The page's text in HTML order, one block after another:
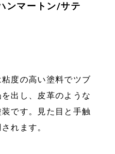
ンマートン/サテ
度の高い塗料でツブ
出し、皮革のような
です。見た目と手触
れます。